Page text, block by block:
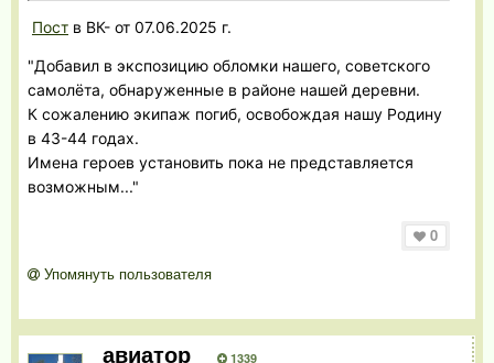
Пост в ВК- от 07.06.2025 г.
"Добавил в экспозицию обломки нашего, советского
самолёта, обнаруженные в районе нашей деревни.
К сожалению экипаж погиб, освобождая нашу Родину
в 43-44 годах.
Имена героев установить пока не представляется
возможным..."
0
Упомянуть пользователя
авиатор 1339